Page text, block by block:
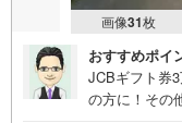
画像31枚
おすすめポイ
JCBギフト券
の方に！その